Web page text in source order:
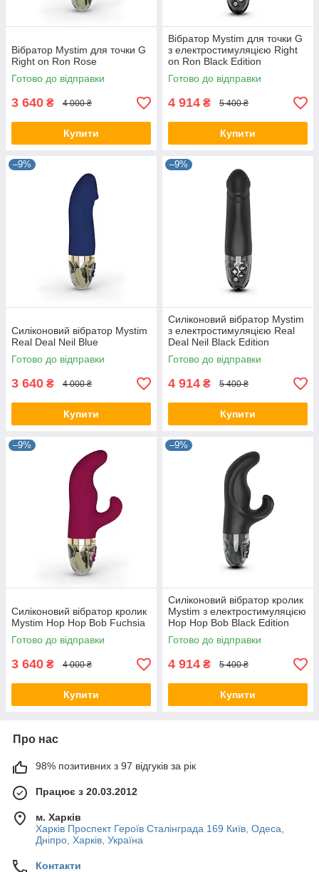
Вібратор Mystim для точки G
Right on Ron Rose
Готово до відправки
3 640 ₴ 4 000 ₴
Купити
Вібратор Mystim для точки G
з електростимуляцією Right
on Ron Black Edition
Готово до відправки
4 914 ₴ 5 400 ₴
Купити
–9%
Силіконовий вібратор Mystim
Real Deal Neil Blue
Готово до відправки
3 640 ₴ 4 000 ₴
Купити
–9%
Силіконовий вібратор Mystim
з електростимуляцією Real
Deal Neil Black Edition
Готово до відправки
4 914 ₴ 5 400 ₴
Купити
–9%
Силіконовий вібратор кролик
Mystim Hop Hop Bob Fuchsia
Готово до відправки
3 640 ₴ 4 000 ₴
Купити
–9%
Силіконовий вібратор кролик
Mystim з електростимуляцією
Hop Hop Bob Black Edition
Готово до відправки
4 914 ₴ 5 400 ₴
Купити
Про нас
98% позитивних з 97 відгуків за рік
Працює з 20.03.2012
м. Харків
Харків Проспект Героїв Сталінграда 169 Київ, Одеса,
Дніпро, Харків, Україна
Контакти